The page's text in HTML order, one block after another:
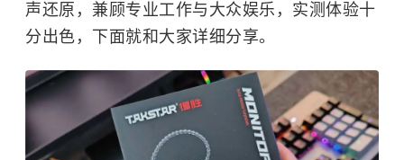
声还原，兼顾专业工作与大众娱乐，实测体验十
分出色，下面就和大家详细分享。